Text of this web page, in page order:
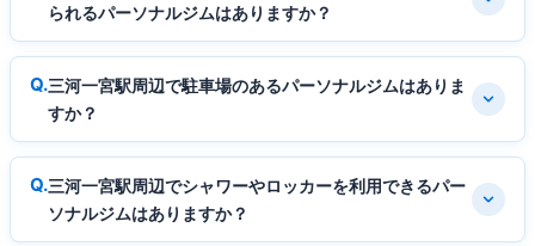
られるパーソナルジムはありますか？
三河一宮駅周辺で駐車場のあるパーソナルジムはありま
すか？
三河一宮駅周辺でシャワーやロッカーを利用できるパー
ソナルジムはありますか？